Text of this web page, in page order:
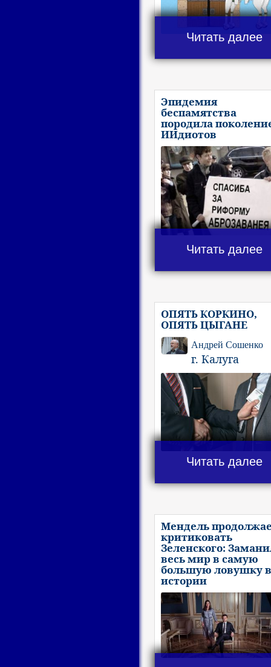
Читать далее
Эпидемия
беспамятства
породила
ИИдиотов
Читать далее
ОПЯТЬ КОРКИНО,
ОПЯТЬ ЦЫГАНЕ
Андрей Сошенко
г. Калуга
Читать далее
Мендель
критиковать
Зеленского:
весь мир в самую
большую ловушку в
истории